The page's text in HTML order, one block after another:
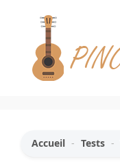
contenu
Accueil - Tests -